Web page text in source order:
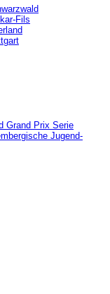
Fils
Grand Prix Serie
Jugend-